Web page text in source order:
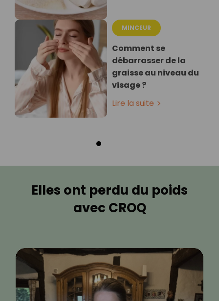
MINCEUR
Comment se
débarrasser de la
graisse au niveau du
visage ?
Lire la suite
Elles ont perdu du poids
avec CROQ